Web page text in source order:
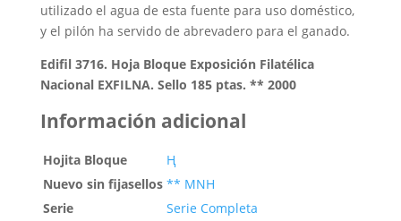
utilizado el agua de esta fuente para uso doméstico,
y el pilón ha servido de abrevadero para el ganado.
Edifil 3716. Hoja Bloque Exposición Filatélica
Nacional EXFILNA. Sello 185 ptas. ** 2000
Información adicional
Hojita Bloque
Ң
Nuevo sin fijasellos ** MNH
Serie
Serie Completa